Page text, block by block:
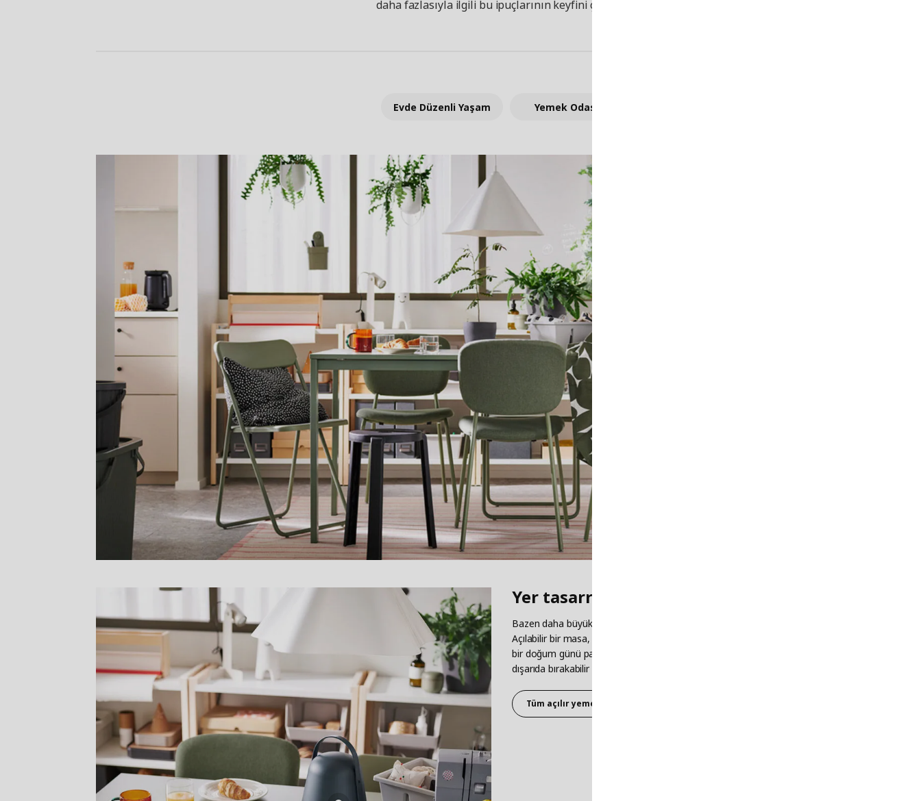
daha fazlasıyla ilgili bu ipuçlarının keyfini çıkarın.
Evde Düzenli Yaşam Yemek Odası
Yer tasarrufu sağlayan bir yemek masası
Bazen daha büyük bir masanız olsun mu istiyorsunuz? Ama odanız biraz küçük mü?
Açılabilir bir masa, ihtiyaç duyduğunuzda daha fazla masa alanı yaratmanızı sağlar. Örneğin
bir doğum günü partisinde daha fazla kişiyi oturtabilirsiniz. Ya da dikiş malzemelerinizi
dışarıda bırakabilir ve yemek için hala yere sahip olabilirsiniz.
Tüm açılır yemek masaları inceleyin